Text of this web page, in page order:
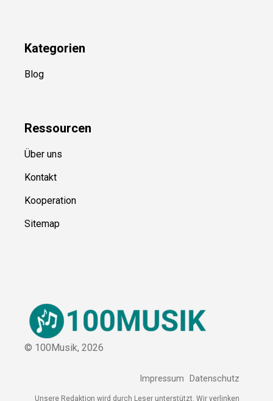
Kategorien
Blog
Ressourcen
Über uns
Kontakt
Kooperation
Sitemap
© 100Musik, 2026
Impressum Datenschutz
Unsere Redaktion wird durch Leser unterstützt. Wir verlinken